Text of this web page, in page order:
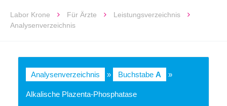
Labor Krone Für Ärzte
Leistungsverzeichnis
Analysenverzeichnis
Analysenverzeichnis » Buchstabe A »
Alkalische Plazenta-Phosphatase